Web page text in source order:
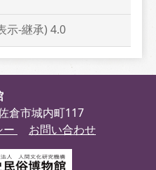
示-継承) 4.0
倉市城内町117
ー
お問い合わせ